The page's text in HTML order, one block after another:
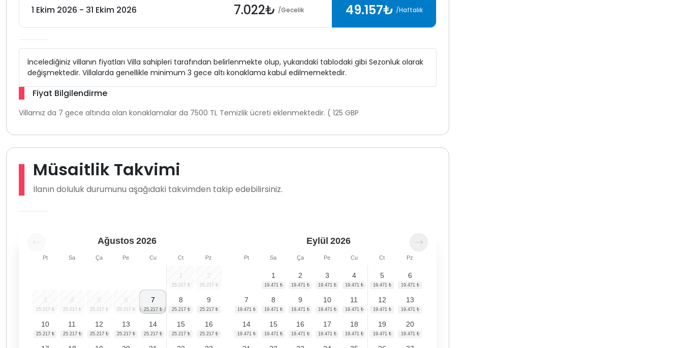
1 Ekim 2026 - 31 Ekim 2026 7.022₺ /Gecelik 49.157₺ /Haftalık
İncelediğiniz villanın fiyatları Villa sahipleri tarafından belirlenmekte olup, yukarıdaki tablodaki gibi Sezonluk olarak
değişmektedir. Villalarda genellikle minimum 3 gece altı konaklama kabul edilmemektedir.
Fiyat Bilgilendirme
Villamız da 7 gece altında olan konaklamalar da 7500 TL Temizlik ücreti eklenmektedir. ( 125 GBP
Müsaitlik Takvimi
İlanın doluluk durumunu aşağıdaki takvimden takip edebilirsiniz.
Ağustos 2026
Pt Sa Ça Pe Cu Ct Pz
1 2
3 4 5 6 7 8 9
10 11 12 13 14 15 16
Eylül 2026
Pt Sa Ça Pe Cu Ct Pz
1 2 3 4 5 6
7 8 9 10 11 12 13
14 15 16 17 18 19 20